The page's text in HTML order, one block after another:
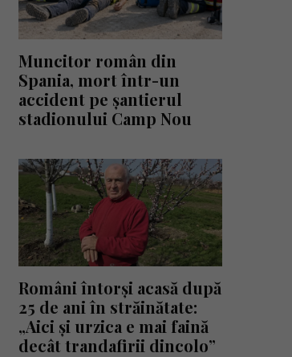
Muncitor român din
Spania, mort într-un
accident pe șantierul
stadionului Camp Nou
Români întorși acasă după
25 de ani în străinătate:
„Aici și urzica e mai faină
decât trandafirii dincolo”